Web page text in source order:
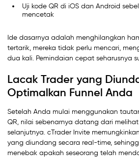
Uji kode QR di iOS dan Android
mencetak
Ide dasarnya adalah menghilangkan
tertarik, mereka tidak perlu mencari,
dua kali. Pemindaian cepat seharusnya
Lacak Trader yang
Optimalkan Funnel Anda
Setelah Anda mulai menggunakan
QR, nilai sebenarnya datang dari
selanjutnya. cTrader Invite
yang diundang secara real-time,
menebak apakah seseorang telah